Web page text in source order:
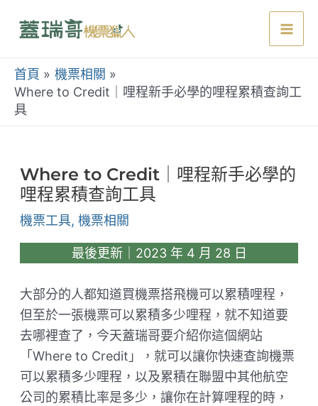
首頁
機票相關
Where to Credit｜哩程新手必學的哩程累積查詢工
具
Where to Credit｜哩程新手必學的
哩程累積查詢工具
機票工具, 機票相關
最後更新｜2023 年 4 月 28 日
大部分的人都知道買機票搭飛機可以累積哩程，
但至於一張機票可以累積多少哩程，就不知道要
去哪裡查了，今天蓋瑞哥要介紹你這個網站
「Where to Credit」，就可以讓你快速查詢機票
可以累積多少哩程，以及累積在聯盟中其他航空
公司的累積比率是多少，讓你在計算哩程的時，